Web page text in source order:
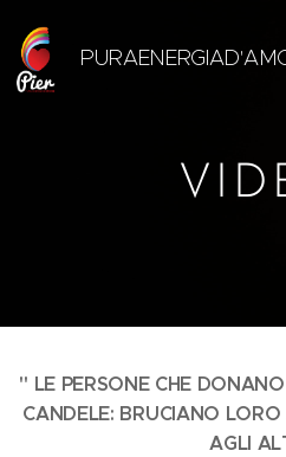
" LE PERSONE CHE
CANDELE: BRUCIANO LORO
AGLI